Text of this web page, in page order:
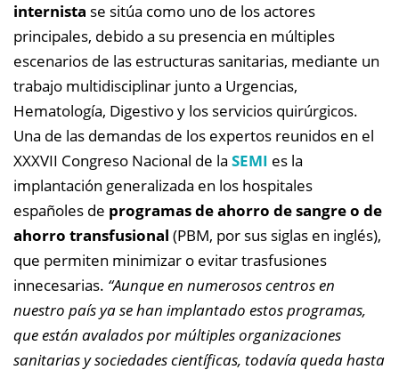
internista se sitúa como uno de los actores
principales, debido a su presencia en múltiples
escenarios de las estructuras sanitarias, mediante un
trabajo multidisciplinar junto a Urgencias,
Hematología, Digestivo y los servicios quirúrgicos.
Una de las demandas de los expertos reunidos en el
XXXVII Congreso Nacional de la SEMI es la
implantación generalizada en los hospitales
españoles de programas de ahorro de sangre o de
ahorro transfusional (PBM, por sus siglas en inglés),
que permiten minimizar o evitar trasfusiones
innecesarias. “Aunque en numerosos centros en
nuestro país ya se han implantado estos programas,
que están avalados por múltiples organizaciones
sanitarias y sociedades científicas, todavía queda hasta